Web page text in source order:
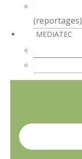
(reportages)
MEDIATEC